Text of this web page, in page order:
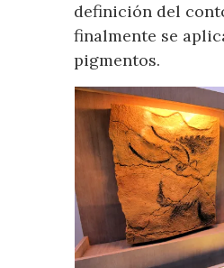
definición del
finalmente se
pigmentos.